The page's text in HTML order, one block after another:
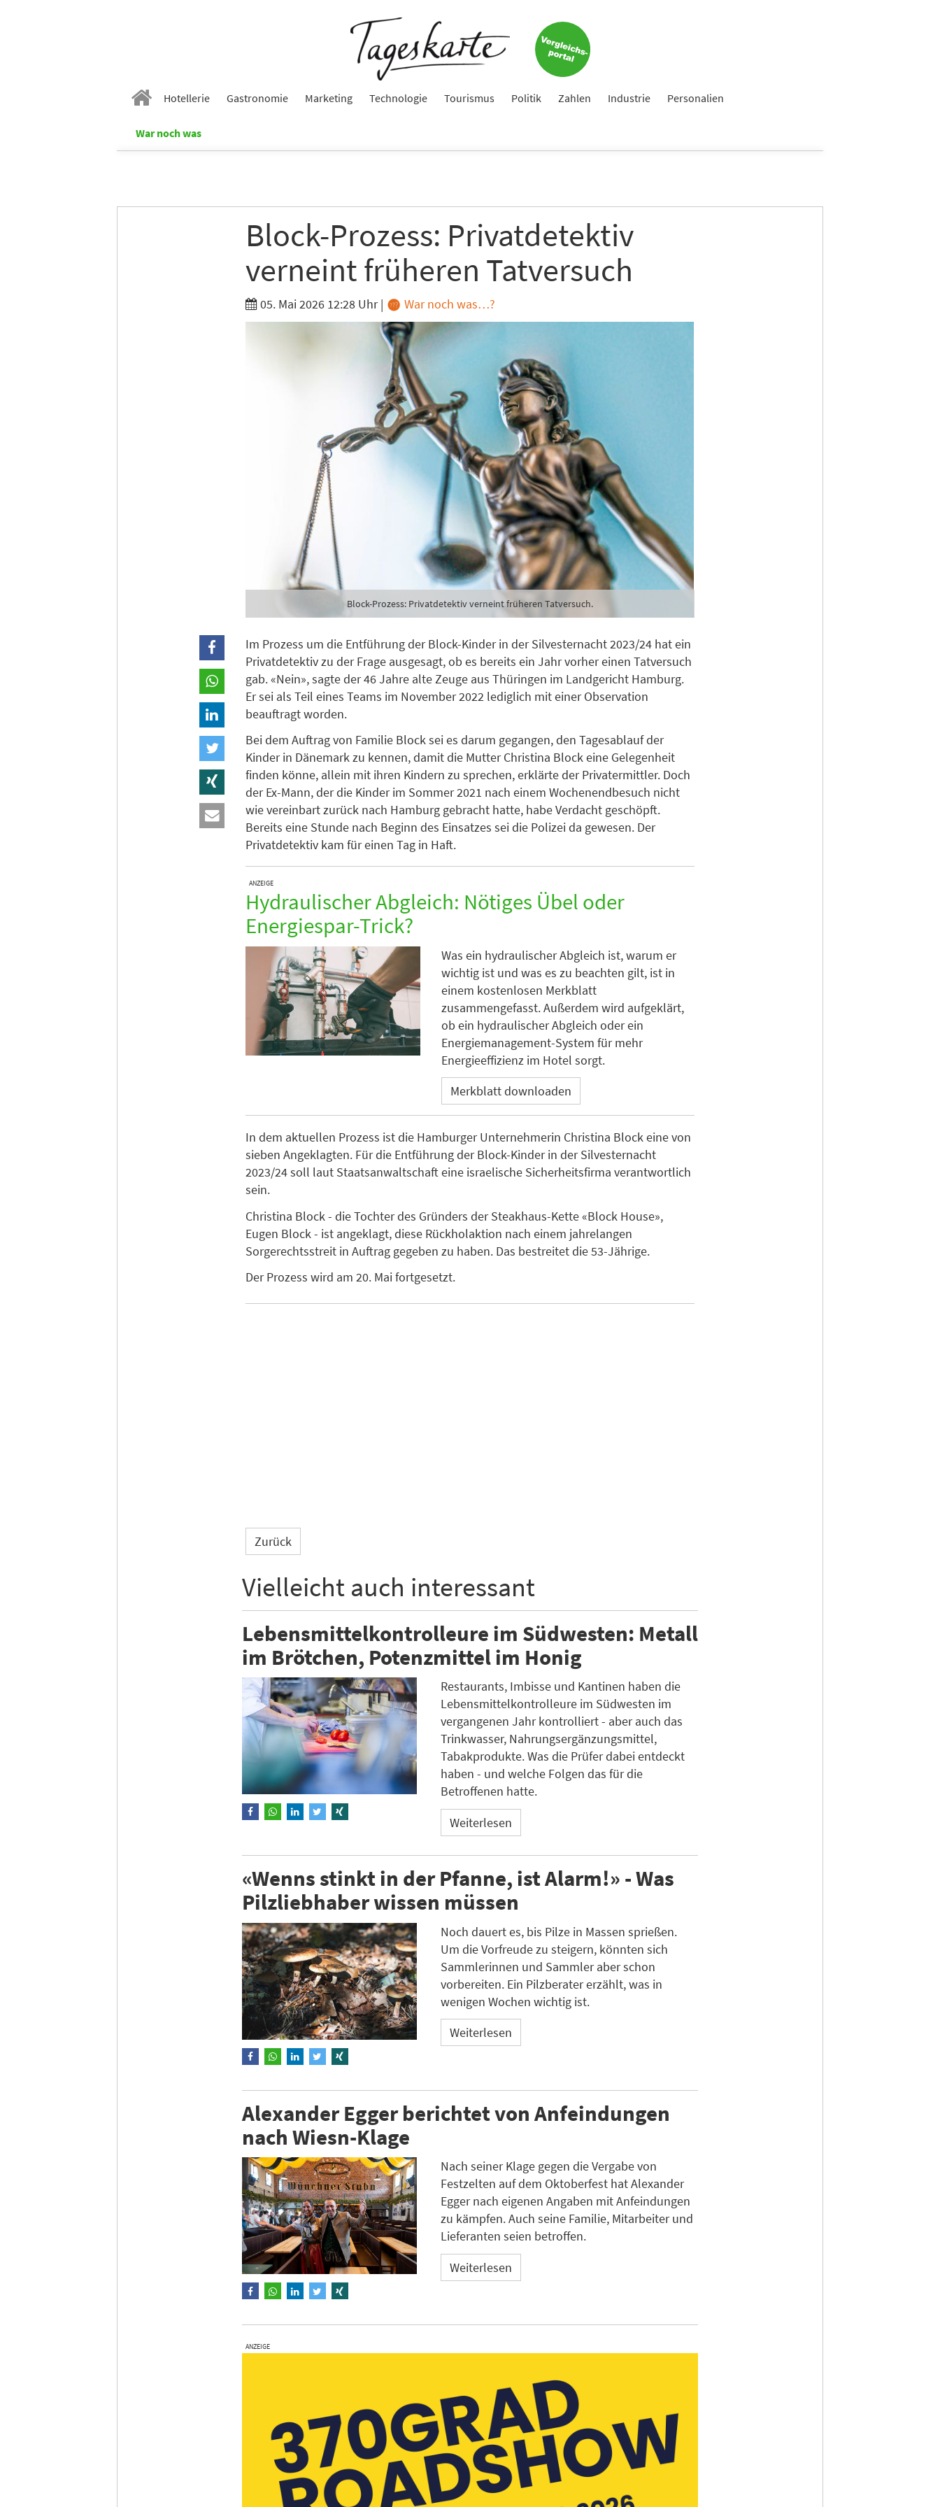
Hotellerie Gastronomie Marketing Technologie Tourismus Politik Zahlen Industrie Personalien
War noch was
Block-Prozess: Privatdetektiv
verneint früheren Tatversuch
05. Mai 2026 12:28 Uhr| War noch was…?
Block-Prozess: Privatdetektiv verneint früheren Tatversuch.
Im Prozess um die Entführung der Block-Kinder in der Silvesternacht 2023/24 hat ein
Privatdetektiv zu der Frage ausgesagt, ob es bereits ein Jahr vorher einen Tatversuch
gab. «Nein», sagte der 46 Jahre alte Zeuge aus Thüringen im Landgericht Hamburg.
Er sei als Teil eines Teams im November 2022 lediglich mit einer Observation
beauftragt worden.
Bei dem Auftrag von Familie Block sei es darum gegangen, den Tagesablauf der
Kinder in Dänemark zu kennen, damit die Mutter Christina Block eine Gelegenheit
finden könne, allein mit ihren Kindern zu sprechen, erklärte der Privatermittler. Doch
der Ex-Mann, der die Kinder im Sommer 2021 nach einem Wochenendbesuch nicht
wie vereinbart zurück nach Hamburg gebracht hatte, habe Verdacht geschöpft.
Bereits eine Stunde nach Beginn des Einsatzes sei die Polizei da gewesen. Der
Privatdetektiv kam für einen Tag in Haft.
ANZEIGE
Hydraulischer Abgleich: Nötiges Übel oder
Energiespar-Trick?
Was ein hydraulischer Abgleich ist, warum er
wichtig ist und was es zu beachten gilt, ist in
einem kostenlosen Merkblatt
zusammengefasst. Außerdem wird aufgeklärt,
ob ein hydraulischer Abgleich oder ein
Energiemanagement-System für mehr
Energieeffizienz im Hotel sorgt.
Merkblatt downloaden
In dem aktuellen Prozess ist die Hamburger Unternehmerin Christina Block eine von
sieben Angeklagten. Für die Entführung der Block-Kinder in der Silvesternacht
2023/24 soll laut Staatsanwaltschaft eine israelische Sicherheitsfirma verantwortlich
sein.
Christina Block - die Tochter des Gründers der Steakhaus-Kette «Block House»,
Eugen Block - ist angeklagt, diese Rückholaktion nach einem jahrelangen
Sorgerechtsstreit in Auftrag gegeben zu haben. Das bestreitet die 53-Jährige.
Der Prozess wird am 20. Mai fortgesetzt.
Zurück
Vielleicht auch interessant
Lebensmittelkontrolleure im Südwesten: Metall
im Brötchen, Potenzmittel im Honig
Restaurants, Imbisse und Kantinen haben die
Lebensmittelkontrolleure im Südwesten im
vergangenen Jahr kontrolliert - aber auch das
Trinkwasser, Nahrungsergänzungsmittel,
Tabakprodukte. Was die Prüfer dabei entdeckt
haben - und welche Folgen das für die
Betroffenen hatte.
Weiterlesen
«Wenns stinkt in der Pfanne, ist Alarm!» - Was
Pilzliebhaber wissen müssen
Noch dauert es, bis Pilze in Massen sprießen.
Um die Vorfreude zu steigern, könnten sich
Sammlerinnen und Sammler aber schon
vorbereiten. Ein Pilzberater erzählt, was in
wenigen Wochen wichtig ist.
Weiterlesen
Alexander Egger berichtet von Anfeindungen
nach Wiesn-Klage
Nach seiner Klage gegen die Vergabe von
Festzelten auf dem Oktoberfest hat Alexander
Egger nach eigenen Angaben mit Anfeindungen
zu kämpfen. Auch seine Familie, Mitarbeiter und
Lieferanten seien betroffen.
Weiterlesen
ANZEIGE